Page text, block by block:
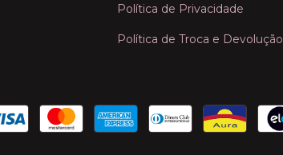
Política de Privacidade
Política de Troca e Devolução